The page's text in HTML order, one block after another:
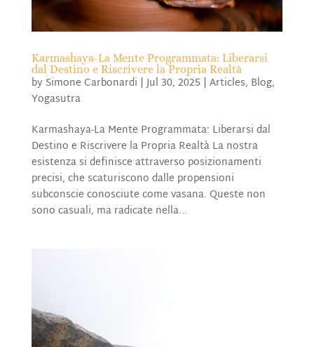
Karmashaya-La Mente Programmata: Liberarsi
dal Destino e Riscrivere la Propria Realtà
by Simone Carbonardi |Jul 30, 2025 | Articles, Blog,
Yogasutra
Karmashaya-La Mente Programmata: Liberarsi dal
Destino e Riscrivere la Propria Realtà La nostra
esistenza si definisce attraverso posizionamenti
precisi, che scaturiscono dalle propensioni
subconscie conosciute come vasana. Queste non
sono casuali, ma radicate nella...